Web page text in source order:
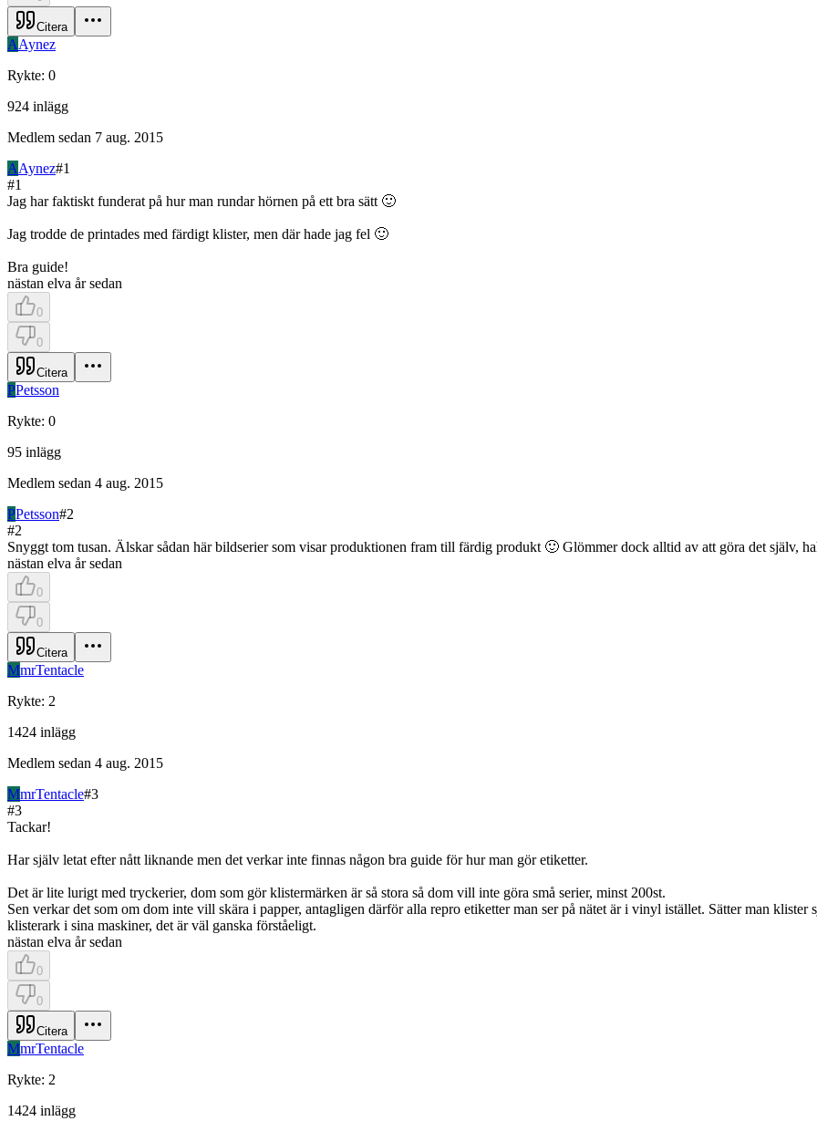
Citera
AAynez
Rykte: 0
924 inlägg
Medlem sedan 7 aug. 2015
AAynez#1
#1
Jag har faktiskt funderat på hur man rundar hörnen på ett bra sätt 🙂
Jag trodde de printades med färdigt klister, men där hade jag fel 🙂
Bra guide!
nästan elva år sedan
0
0
Citera
PPetsson
Rykte: 0
95 inlägg
Medlem sedan 4 aug. 2015
PPetsson#2
#2
Snyggt tom tusan. Älskar sådan här bildserier som visar produktionen fram till färdig produkt 🙂 Glömmer dock alltid av att göra det själv,
nästan elva år sedan
0
0
Citera
MmrTentacle
Rykte: 2
1424 inlägg
Medlem sedan 4 aug. 2015
MmrTentacle#3
#3
Tackar!
Har själv letat efter nått liknande men det verkar inte finnas någon bra guide för hur man gör etiketter.
Det är lite lurigt med tryckerier, dom som gör klistermärken är så stora så dom vill inte göra små serier, minst 200st.
Sen verkar det som om dom inte vill skära i papper, antagligen därför alla repro etiketter man ser på nätet är i vinyl istället. Sätter man
klisterark i sina maskiner, det är väl ganska förståeligt.
nästan elva år sedan
0
0
Citera
MmrTentacle
Rykte: 2
1424 inlägg